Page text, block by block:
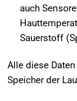
auch
Sauerstoff
Alle diese
Speicher der